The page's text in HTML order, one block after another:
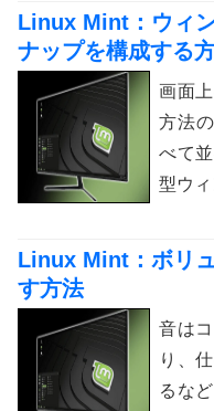
Linux Mint：ウィ
ナップを構成する
画面
方法
べて
型ウィ
Linux Mint：ボリ
す方法
音は
り、
るな